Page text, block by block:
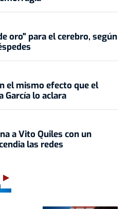
oro" para el cerebro, según
el mismo efecto que el
García lo aclara
a Vito Quiles con un
las redes